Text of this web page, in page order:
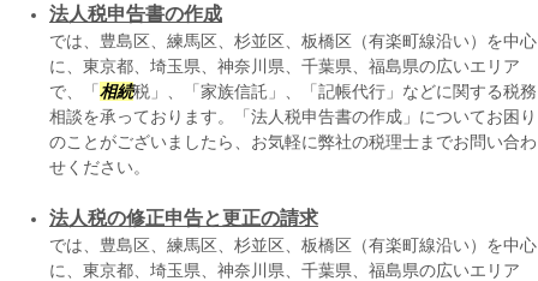
法人税申告書の作成
では、豊島区、練馬区、杉並区、板橋区（有楽町線沿い）を中心
に、東京都、埼玉県、神奈川県、千葉県、福島県の広いエリア
で、「 相続税」、「家族信託」、「記帳代行」などに関する税務
相談を承っております。「法人税申告書の作成」についてお困り
のことがございましたら、お気軽に弊社の税理士までお問い合わ
せください。
法人税の修正申告と更正の請求
では、豊島区、練馬区、杉並区、板橋区（有楽町線沿い）を中心
に、東京都、埼玉県、神奈川県、千葉県、福島県の広いエリア